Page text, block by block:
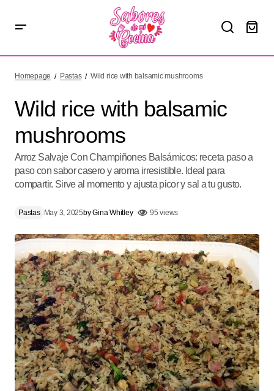
Homepage Pastas Wild rice with balsamic mushrooms
Wild rice with balsamic
mushrooms
Arroz Salvaje Con Champiñones Balsámicos: receta paso a
paso con sabor casero y aroma irresistible. Ideal para
compartir. Sirve al momento y ajusta picor y sal a tu gusto.
Pastas May 3, 2025byGina Whitley 95 views